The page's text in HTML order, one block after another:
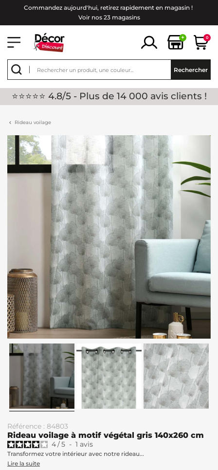
Commandez aujourd'hui, retirez rapidement en magasin !
Voir nos 23 magasins
+ 0
Rechercher
⭐⭐⭐⭐⭐ 4.8/5 - Plus de 14 000 avis clients !
Rideau voilage
Référence : 84803
Rideau voilage à motif végétal gris 140x260 cm
4/5 - 1 avis
Transformez votre intérieur avec notre rideau...
Lire la suite